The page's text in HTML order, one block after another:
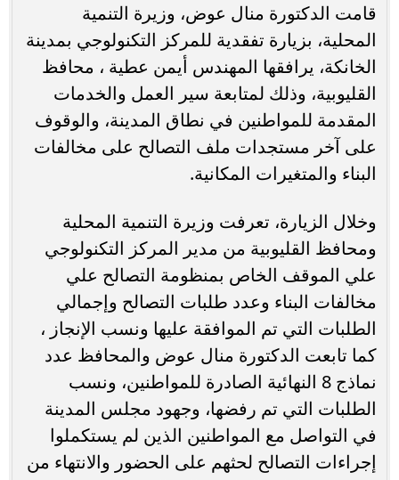
قامت الدكتورة منال عوض، وزيرة التنمية
المحلية، بزيارة تفقدية للمركز التكنولوجي بمدينة
الخانكة، يرافقها المهندس أيمن عطية ، محافظ
القليوبية، وذلك لمتابعة سير العمل والخدمات
المقدمة للمواطنين في نطاق المدينة، والوقوف
على آخر مستجدات ملف التصالح على مخالفات
البناء والمتغيرات المكانية.
وخلال الزيارة، تعرفت وزيرة التنمية المحلية
ومحافظ القليوبية من مدير المركز التكنولوجي
علي الموقف الخاص بمنظومة التصالح علي
مخالفات البناء وعدد طلبات التصالح وإجمالي
الطلبات التي تم الموافقة عليها ونسب الإنجاز ،
كما تابعت الدكتورة منال عوض والمحافظ عدد
نماذج 8 النهائية الصادرة للمواطنين، ونسب
الطلبات التي تم رفضها، وجهود مجلس المدينة
في التواصل مع المواطنين الذين لم يستكملوا
إجراءات التصالح لحثهم على الحضور والانتهاء من